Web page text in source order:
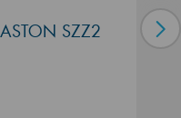
SZZ2